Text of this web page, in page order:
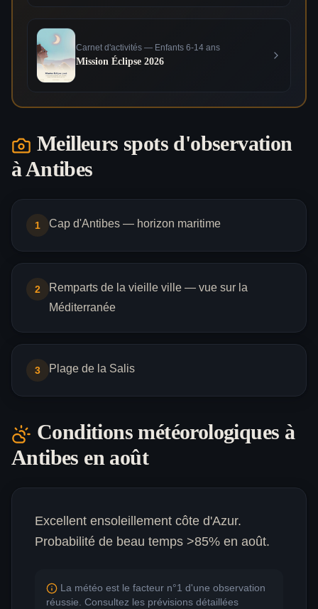
Carnet d'activités — Enfants 6-14 ans
Mission Éclipse 2026
Meilleurs spots d'observation
àAntibes
1 Cap d'Antibes — horizon maritime
2
Remparts de la vieille ville — vue sur la
Méditerranée
3 Plage de la Salis
Conditions météorologiques à
Antibes en août
Excellent ensoleillement côte d'Azur.
Probabilité de beau temps >85% en août.
La météo est le facteur n°1 d'une observation
réussie. Consultez les prévisions détaillées